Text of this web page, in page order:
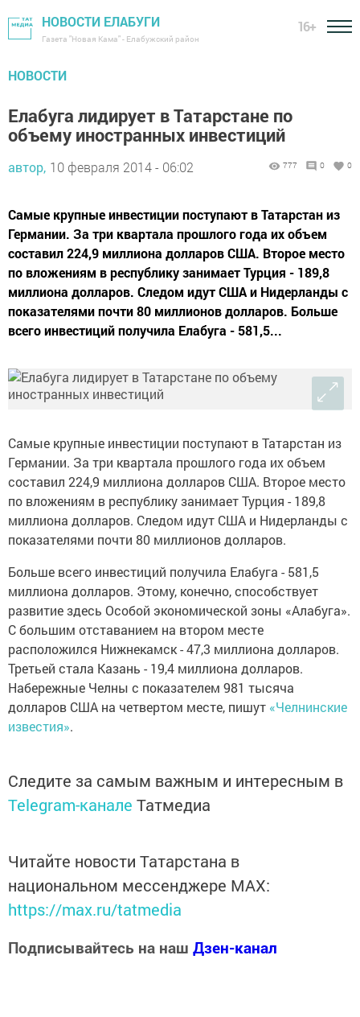
НОВОСТИ ЕЛАБУГИ
Газета "Новая Кама" - Елабужский район
16+
НОВОСТИ
Елабуга лидирует в Татарстане по
объему иностранных инвестиций
автор, 10 февраля 2014 - 06:02 777 0 0
Самые крупные инвестиции поступают в Татарстан из
Германии. За три квартала прошлого года их объем
составил 224,9 миллиона долларов США. Второе место
по вложениям в республику занимает Турция - 189,8
миллиона долларов. Следом идут США и Нидерланды с
показателями почти 80 миллионов долларов. Больше
всего инвестиций получила Елабуга - 581,5...
Самые крупные инвестиции поступают в Татарстан из
Германии. За три квартала прошлого года их объем
составил 224,9 миллиона долларов США. Второе место
по вложениям в республику занимает Турция - 189,8
миллиона долларов. Следом идут США и Нидерланды с
показателями почти 80 миллионов долларов.
Больше всего инвестиций получила Елабуга - 581,5
миллиона долларов. Этому, конечно, способствует
развитие здесь Особой экономической зоны «Алабуга».
С большим отставанием на втором месте
расположился Нижнекамск - 47,3 миллиона долларов.
Третьей стала Казань - 19,4 миллиона долларов.
Набережные Челны с показателем 981 тысяча
долларов США на четвертом месте, пишут «Челнинские
известия».
Следите за самым важным и интересным в
Telegram-канале Татмедиа
Читайте новости Татарстана в
национальном мессенджере MАХ:
https://max.ru/tatmedia
Подписывайтесь на наш Дзен-канал